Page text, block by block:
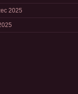
2025